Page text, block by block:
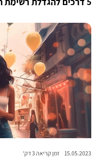
15.05.2023 זמן קריאה 3 דק'